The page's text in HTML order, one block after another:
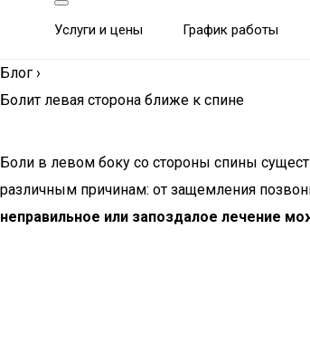
Услуги и цены График работы
Блог ›
Болит левая сторона ближе к спине
Боли в левом боку со стороны спины
различным причинам: от защемления
неправильное или запоздалое лечение